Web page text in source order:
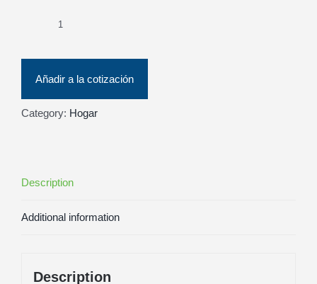
Vegetable
quantity
Añadir a la cotización
Category: Hogar
Description
Additional information
Description